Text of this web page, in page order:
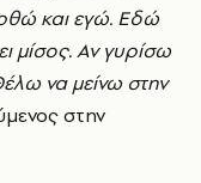
και εγώ. Εδώ
μίσος. Αν γυρίσω
να μείνω στην
στην